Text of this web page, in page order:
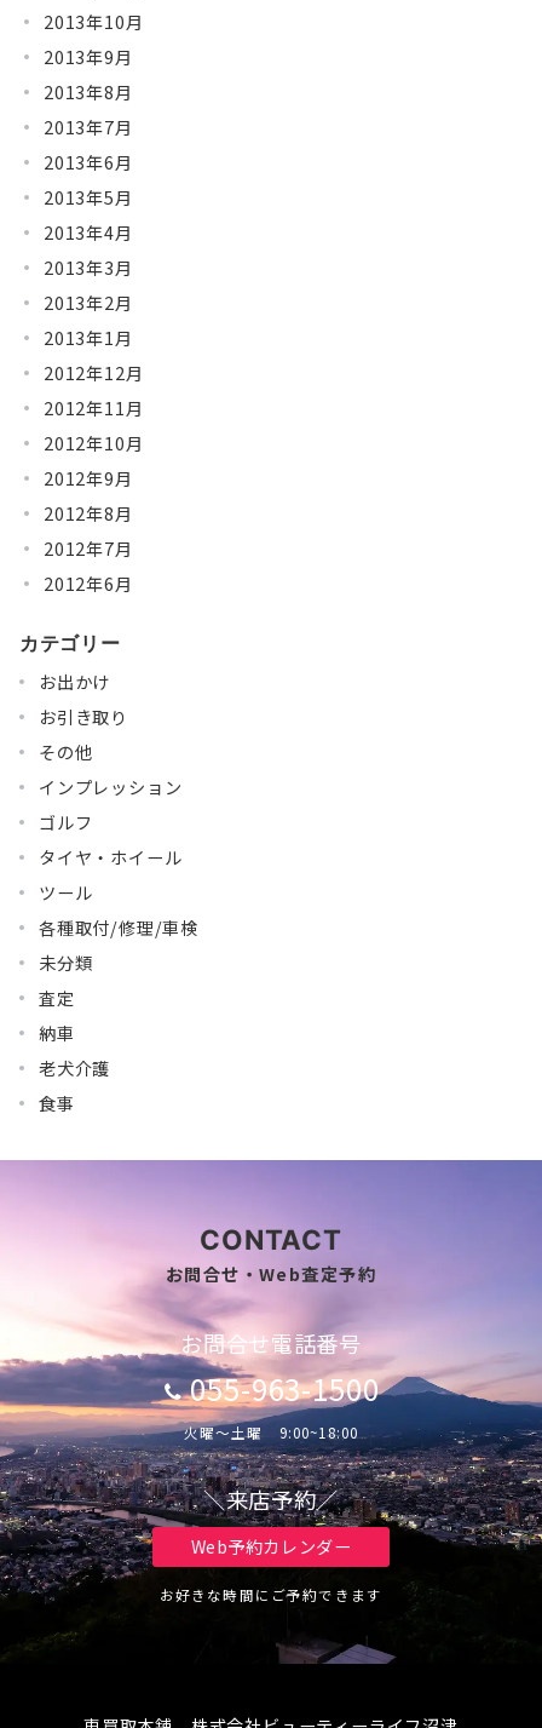
2013年10月
2013年9月
2013年8月
2013年7月
2013年6月
2013年5月
2013年4月
2013年3月
2013年2月
2013年1月
2012年12月
2012年11月
2012年10月
2012年9月
2012年8月
2012年7月
2012年6月
カテゴリー
お出かけ
お引き取り
その他
インプレッション
ゴルフ
タイヤ・ホイール
ツール
各種取付/修理/車検
未分類
査定
納車
老犬介護
食事
CONTACT
お問合せ・Web査定予約
お問合せ電話番号
055-963-1500
火曜～土曜 9:00~18:00
＼来店予約／
Web予約カレンダー
お好きな時間にご予約できます